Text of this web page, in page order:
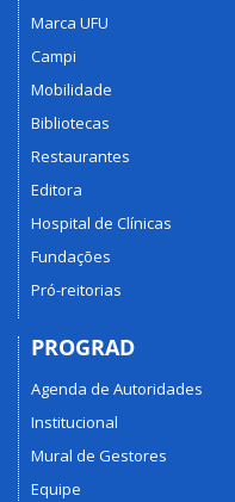
Marca UFU
Campi
Mobilidade
Bibliotecas
Restaurantes
Editora
Hospital de Clínicas
Fundações
Pró-reitorias
PROGRAD
Agenda de Autoridades
Institucional
Mural de Gestores
Equipe